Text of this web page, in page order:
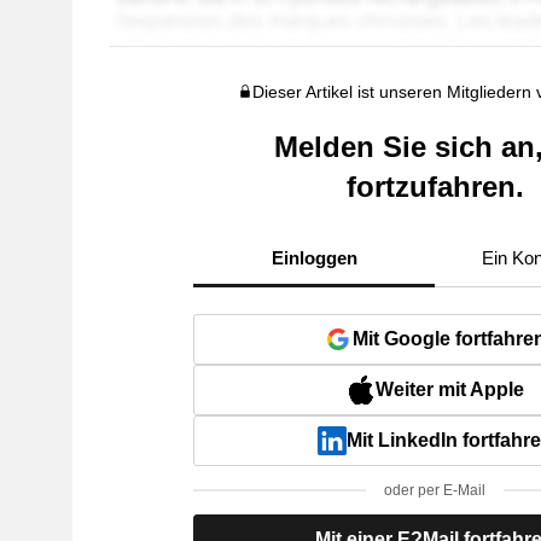
Dieser Artikel ist unseren Mitgliedern
Melden Sie sich
fortzufahren.
Einloggen Ein
Mit Google
Weiter mit Apple
Mit LinkedIn
oder per E-Mail